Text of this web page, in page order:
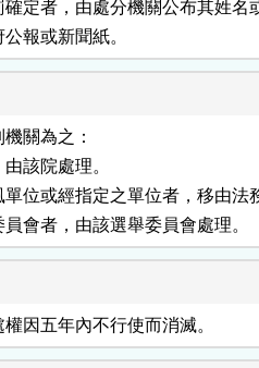
定者，由處分機關公布其姓名
報或新聞紙。
關為之：
該院處理。
位或經指定之單位者，移由法
會者，由該選舉委員會處理。
因五年內不行使而消滅。